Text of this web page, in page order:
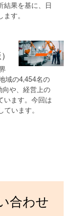
結果を基に、日
す。
域の4,454名の
向や、経営上の
います。今回は
います。
合わせ